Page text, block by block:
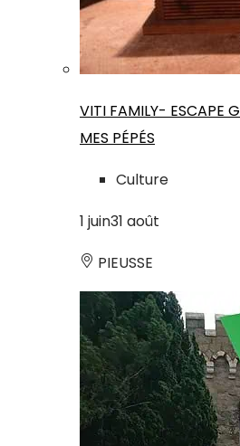
VITI FAMILY- ESCAPE
MES PÉPÉS
Culture
1 juin31 août
PIEUSSE